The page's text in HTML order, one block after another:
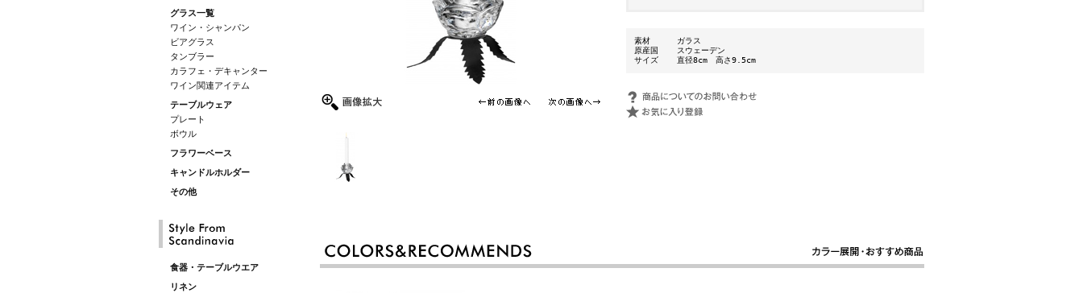
グラス一覧
ワイン・シャンパン
ビアグラス
タンブラー
カラフェ・デキャンター
ワイン関連アイテム
テーブルウェア
プレート
ボウル
フラワーベース
キャンドルホルダー
その他
食器・テーブルウエア
リネン
素材
ガラス
原産国
スウェーデン
サイズ
直径8cm 高さ9.5cm